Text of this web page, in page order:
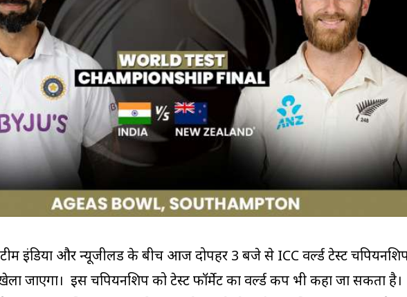
टीम इंडिया और न्यूजीलैंड के बीच आज दोपहर 3 बजे से ICC वर्ल्ड टेस्ट
जाएगा। इस चैंपियनशिप को टेस्ट फॉर्मेट का वर्ल्ड कप भी कहा जा सकता है।